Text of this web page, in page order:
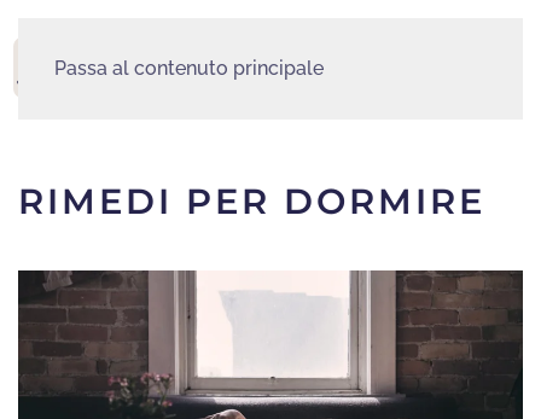
Passa al contenuto principale
RIMEDI PER DORMIRE